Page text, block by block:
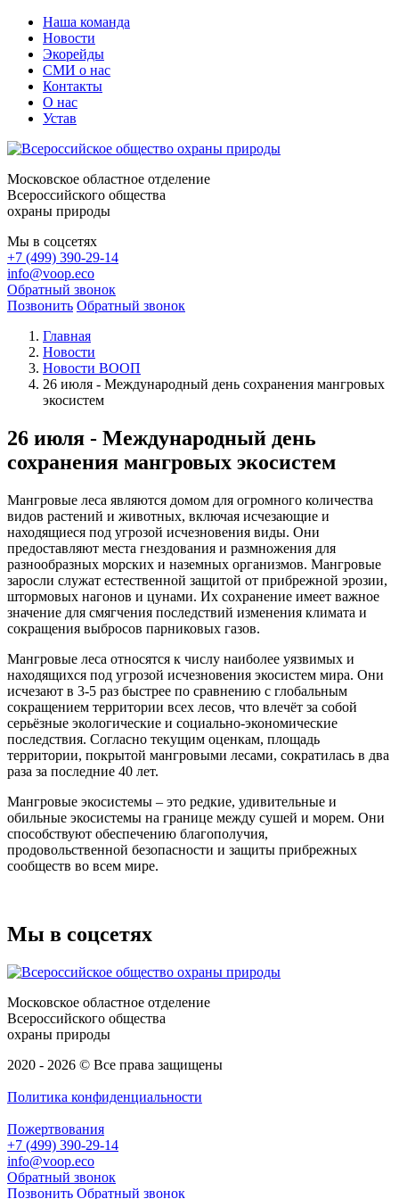
Наша команда
Новости
Экорейды
СМИ о нас
Контакты
О нас
Устав
Московское областное отделение
Всероссийского общества
охраны природы
Мы в соцсетях
+7 (499) 390-29-14
info@voop.eco
Обратный звонок
Позвонить Обратный звонок
Главная
Новости
Новости ВООП
26 июля - Международный день сохранения мангровых
экосистем
26 июля - Международный день
сохранения мангровых экосистем
Мангровые леса являются домом для огромного количества
видов растений и животных, включая исчезающие и
находящиеся под угрозой исчезновения виды. Они
предоставляют места гнездования и размножения для
разнообразных морских и наземных организмов. Мангровые
заросли служат естественной защитой от прибрежной эрозии,
штормовых нагонов и цунами. Их сохранение имеет важное
значение для смягчения последствий изменения климата и
сокращения выбросов парниковых газов.
Мангровые леса относятся к числу наиболее уязвимых и
находящихся под угрозой исчезновения экосистем мира. Они
исчезают в 3-5 раз быстрее по сравнению с глобальным
сокращением территории всех лесов, что влечёт за собой
серьёзные экологические и социально-экономические
последствия. Согласно текущим оценкам, площадь
территории, покрытой мангровыми лесами, сократилась в два
раза за последние 40 лет.
Мангровые экосистемы – это редкие, удивительные и
обильные экосистемы на границе между сушей и морем. Они
способствуют обеспечению благополучия,
продовольственной безопасности и защиты прибрежных
сообществ во всем мире.
Мы в соцсетях
Московское областное отделение
Всероссийского общества
охраны природы
2020 - 2026 © Все права защищены
Политика конфиденциальности
Пожертвования
+7 (499) 390-29-14
info@voop.eco
Обратный звонок
Позвонить Обратный звонок